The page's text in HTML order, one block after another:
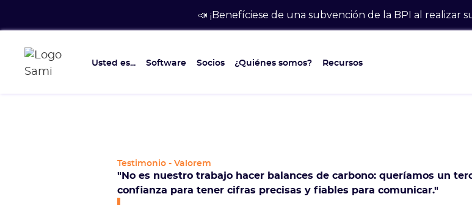
📣 ¡Benefíciese de una subvención de la BPI al realizar
Usted es... Software Socios ¿Quiénes somos? Recursos
Testimonio - Valorem
"No es nuestro trabajo hacer balances de carbono: queríamos un
confianza para tener cifras precisas y fiables para comunicar."